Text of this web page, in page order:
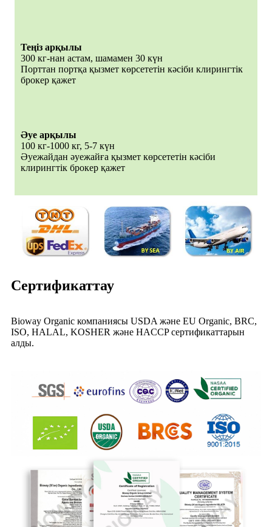
Теңіз арқылы
300 кг-нан астам, шамамен 30 күн
Порттан портқа қызмет көрсететін кәсіби клирингтік
брокер қажет
Әуе арқылы
100 кг-1000 кг, 5-7 күн
Әуежайдан әуежайға қызмет көрсететін кәсіби
клирингтік брокер қажет
Сертификаттау
Bioway Organic компаниясы USDA және EU Organic, BRC,
ISO, HALAL, KOSHER және HACCP сертификаттарын
алды.